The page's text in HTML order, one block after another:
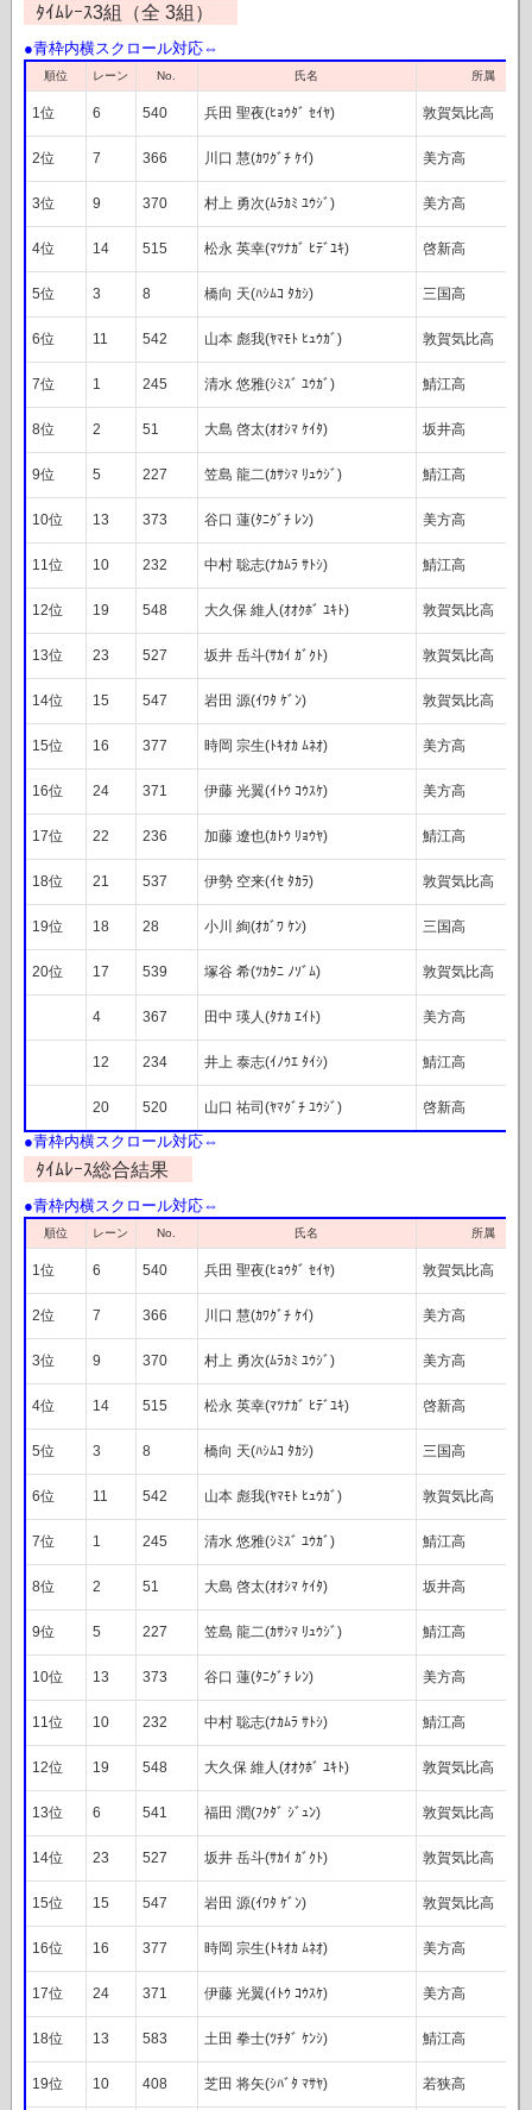
ﾀｲﾑﾚｰｽ3組（全 3組）
順位 レーン No. 氏名 所属
1位 6 540 兵田 聖夜(ﾋｮｳﾀﾞ ｾｲﾔ) 敦賀気比高
2位 7 366 川口 慧(ｶﾜｸﾞﾁ ｹｲ) 美方高
3位 9 370 村上 勇次(ﾑﾗｶﾐ ﾕｳｼﾞ) 美方高
4位 14 515 松永 英幸(ﾏﾂﾅｶﾞ ﾋﾃﾞﾕｷ) 啓新高
5位 3 8 橋向 天(ﾊｼﾑｺ ﾀｶｼ) 三国高
6位 11 542 山本 彪我(ﾔﾏﾓﾄ ﾋｭｳｶﾞ) 敦賀気比高
7位 1 245 清水 悠雅(ｼﾐｽﾞ ﾕｳｶﾞ) 鯖江高
8位 2 51 大島 啓太(ｵｵｼﾏ ｹｲﾀ) 坂井高
9位 5 227 笠島 龍二(ｶｻｼﾏ ﾘｭｳｼﾞ) 鯖江高
10位 13 373 谷口 蓮(ﾀﾆｸﾞﾁ ﾚﾝ) 美方高
11位 10 232 中村 聡志(ﾅｶﾑﾗ ｻﾄｼ) 鯖江高
12位 19 548 大久保 維人(ｵｵｸﾎﾞ ﾕｷﾄ) 敦賀気比高
13位 23 527 坂井 岳斗(ｻｶｲ ｶﾞｸﾄ) 敦賀気比高
14位 15 547 岩田 源(ｲﾜﾀ ｹﾞﾝ) 敦賀気比高
15位 16 377 時岡 宗生(ﾄｷｵｶ ﾑﾈｵ) 美方高
16位 24 371 伊藤 光翼(ｲﾄｳ ｺｳｽｹ) 美方高
17位 22 236 加藤 遼也(ｶﾄｳ ﾘｮｳﾔ) 鯖江高
18位 21 537 伊勢 空来(ｲｾ ﾀｶﾗ) 敦賀気比高
19位 18 28 小川 絢(ｵｶﾞﾜ ｹﾝ) 三国高
20位 17 539 塚谷 希(ﾂｶﾀﾆ ﾉｿﾞﾑ) 敦賀気比高
4 367 田中 瑛人(ﾀﾅｶ ｴｲﾄ) 美方高
12 234 井上 泰志(ｲﾉｳｴ ﾀｲｼ) 鯖江高
20 520 山口 祐司(ﾔﾏｸﾞﾁ ﾕｳｼﾞ) 啓新高
ﾀｲﾑﾚｰｽ総合結果
順位 レーン No. 氏名 所属
1位 6 540 兵田 聖夜(ﾋｮｳﾀﾞ ｾｲﾔ) 敦賀気比高
2位 7 366 川口 慧(ｶﾜｸﾞﾁ ｹｲ) 美方高
3位 9 370 村上 勇次(ﾑﾗｶﾐ ﾕｳｼﾞ) 美方高
4位 14 515 松永 英幸(ﾏﾂﾅｶﾞ ﾋﾃﾞﾕｷ) 啓新高
5位 3 8 橋向 天(ﾊｼﾑｺ ﾀｶｼ) 三国高
6位 11 542 山本 彪我(ﾔﾏﾓﾄ ﾋｭｳｶﾞ) 敦賀気比高
7位 1 245 清水 悠雅(ｼﾐｽﾞ ﾕｳｶﾞ) 鯖江高
8位 2 51 大島 啓太(ｵｵｼﾏ ｹｲﾀ) 坂井高
9位 5 227 笠島 龍二(ｶｻｼﾏ ﾘｭｳｼﾞ) 鯖江高
10位 13 373 谷口 蓮(ﾀﾆｸﾞﾁ ﾚﾝ) 美方高
11位 10 232 中村 聡志(ﾅｶﾑﾗ ｻﾄｼ) 鯖江高
12位 19 548 大久保 維人(ｵｵｸﾎﾞ ﾕｷﾄ) 敦賀気比高
13位 6 541 福田 潤(ﾌｸﾀﾞ ｼﾞｭﾝ) 敦賀気比高
14位 23 527 坂井 岳斗(ｻｶｲ ｶﾞｸﾄ) 敦賀気比高
15位 15 547 岩田 源(ｲﾜﾀ ｹﾞﾝ) 敦賀気比高
16位 16 377 時岡 宗生(ﾄｷｵｶ ﾑﾈｵ) 美方高
17位 24 371 伊藤 光翼(ｲﾄｳ ｺｳｽｹ) 美方高
18位 13 583 土田 拳士(ﾂﾁﾀﾞ ｹﾝｼ) 鯖江高
19位 10 408 芝田 将矢(ｼﾊﾞﾀ ﾏｻﾔ) 若狭高